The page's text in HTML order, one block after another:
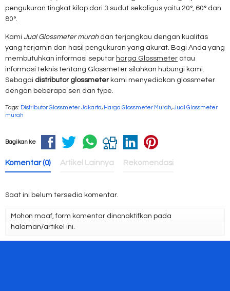
pengukuran tingkat kilap dari 3 sudut sekaligus yaitu 20°, 60° dan
80°.
Kami Jual Glossmeter murahdan terjangkau dengan kualitas
yang terjamin dan hasil pengukuran yang akurat. Bagi Anda yang
membutuhkan informasi seputar harga Glossmeter atau
informasi teknis tentang Glossmeter silahkan hubungi kami.
Sebagai distributor glossmeterkami menyediakan glossmeter
dengan beberapa seri dan type.
Tags: Distributor Glossmeter Jakarta, Harga Glossmeter Murah,Jual Glossmeter
murah
Bagikan ke
Komentar (0) Artikel Lainnya Rekomendasi
Saat ini belum tersedia komentar.
Mohon maaf, form komentar dinonaktifkan pada
halaman/artikel ini.